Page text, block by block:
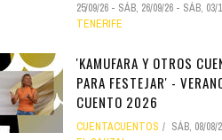
25/09/26 - SÁB, 26/09/26 - SÁB, 03/
TENERIFE
'KAMUFARA Y OTROS
PARA FESTEJAR' -
CUENTO 2026
CUENTACUENTOS SÁB, 08/08/